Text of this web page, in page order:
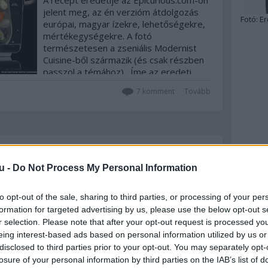
- Do Not Process My Personal Information
opt-out of the sale, sharing to third parties, or processing of your
for targeted advertising by us, please use the below opt-out
selection. Please note that after your opt-out request is processed
interest-based ads based on personal information utilized by us
to third parties prior to your opt-out. You may separately
of your personal information by third parties on the IAB’s list of
jelent meg, az én verzióm átdolgozás
európai, magyar ízekre, lehetőségekre,
mértékegységekre. A fotó
természetesen a zseniális Modernist
Cuisine-ből származik (és csak részben
passzol a témához). Íme az eredeti
Tovább
7 komment
Programajánló: vidd haza
a konyhádat!
Idén is egy helyre gyűlnek össze azok,
akik szeretnének a konyhabútorok, -
felszerelések, -gépek témájában
alaposan tájékozódni, ráadásul úgy,
hogy ki is próbálhatják, nem csak
Fotó: